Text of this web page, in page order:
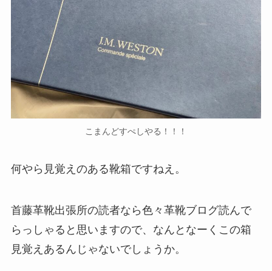
こまんどすぺしやる！！！
何やら見覚えのある靴箱ですねえ。
首藤革靴出張所の読者なら色々革靴ブログ読んで
らっしゃると思いますので、なんとなーくこの箱
見覚えあるんじゃないでしょうか。